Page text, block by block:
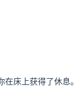
床上获得了休息。